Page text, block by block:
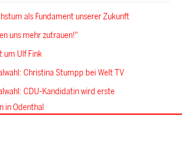
als Fundament unserer Zukunft
uns mehr zutrauen!"
um Ulf Fink
Christina Stumpp bei Welt TV
CDU-Kandidatin wird erste
in Odenthal